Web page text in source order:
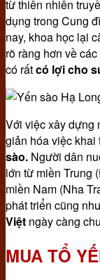
từ thiên nhiên
dụng trong Cung
nay, khoa học lại
rõ ràng hơn về
có rấtcó lợi cho
Với việc xây dựng
giản hóa việc khai
sào. Người dân
lớn từ miền Trung
miền Nam (Nha
phát triển cũng
Việt ngày càng
MUA TỔ